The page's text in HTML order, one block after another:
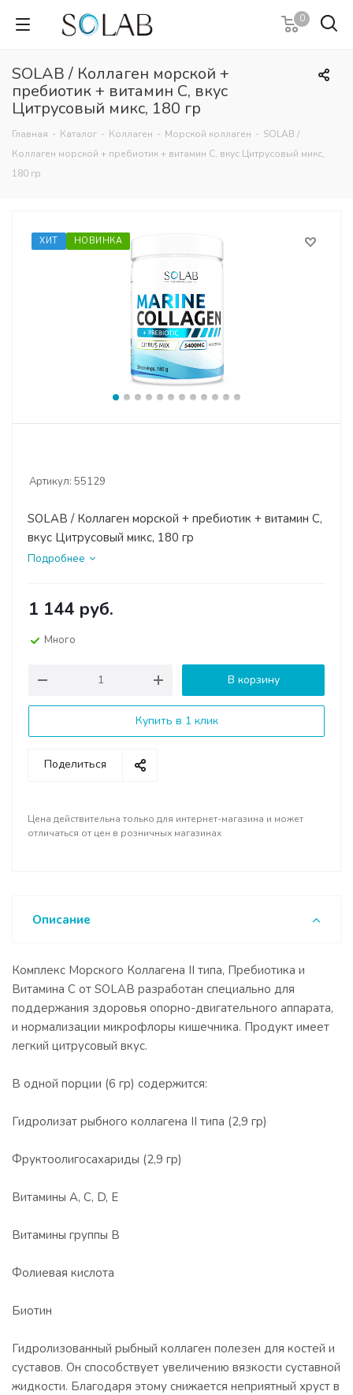
0
SOLAB / Коллаген морской +
пребиотик + витамин С, вкус
Цитрусовый микс, 180 гр
Главная - Каталог - Коллаген - Морской коллаген - SOLAB /
Коллаген морской + пребиотик + витамин С, вкус Цитрусовый микс,
180 гр
ХИТ НОВИНКА
Артикул: 55129
SOLAB / Коллаген морской + пребиотик + витамин С,
вкус Цитрусовый микс, 180 гр
Подробнее
1 144 руб.
Много
В корзину
Купить в 1 клик
Поделиться
Цена действительна только для интернет-магазина и может
отличаться от цен в розничных магазинах
Описание
Комплекс Морского Коллагена II типа, Пребиотика и
Витамина С от SOLAB разработан специально для
поддержания здоровья опорно-двигательного аппарата,
и нормализации микрофлоры кишечника. Продукт имеет
легкий цитрусовый вкус.
В одной порции (6 гр) содержится:
Гидролизат рыбного коллагена II типа (2,9 гр)
Фруктоолигосахариды (2,9 гр)
Витамины А, С, D, Е
Витамины группы В
Фолиевая кислота
Биотин
Гидролизованный рыбный коллаген полезен для костей и
суставов. Он способствует увеличению вязкости суставной
жидкости. Благодаря этому снижается неприятный хруст в